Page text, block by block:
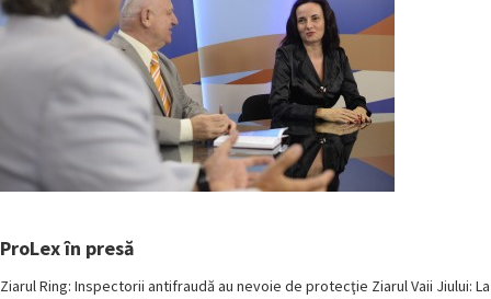
ProLex în presă
Ziarul Ring: Inspectorii antifraudă au nevoie de protecţie Ziarul Vaii Jiului: La